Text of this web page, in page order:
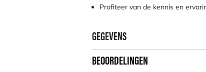
Profiteer van de kennis en
GEGEVENS
BEOORDELINGEN